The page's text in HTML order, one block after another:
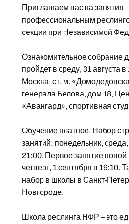
Приглашаем вас на занятия
профессиональным
секции при Независимой
Ознакомительное собрание
пройдет в среду, 31 августа
Москва, ст. м.
генерала Белова, дом 18,
«Авангард», спортивная
Обучение платное. Набор
занятий: понедельник, среда,
21:00. Первое занятие новой
четверг, 1 сентября в 19:10.
набор в школы в Санкт-
Новгороде.
Школа реслинга НФР – это